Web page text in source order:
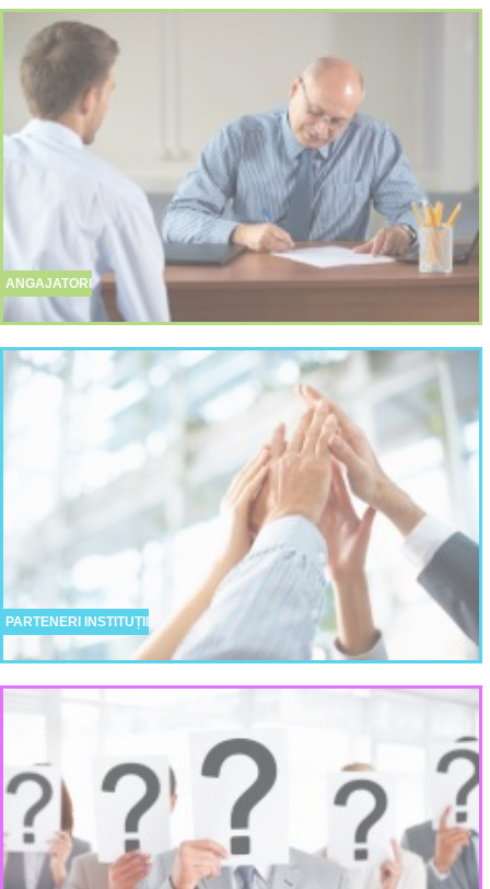
ANGAJATORI
PARTENERI INSTITUȚII